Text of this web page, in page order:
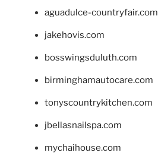
aguadulce-countryfair.com
jakehovis.com
bosswingsduluth.com
birminghamautocare.com
tonyscountrykitchen.com
jbellasnailspa.com
mychaihouse.com